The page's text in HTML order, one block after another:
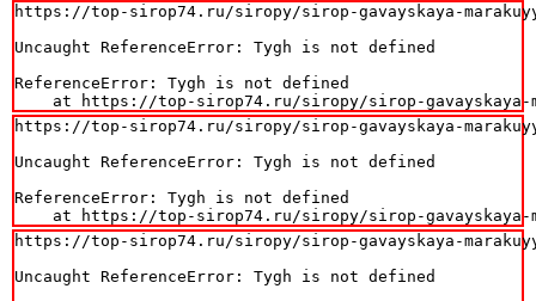
https://top-sirop74.ru/siropy/sirop-gavayskaya-
Uncaught ReferenceError: Tygh is not defined
ReferenceError: Tygh is not defined
at https://top-sirop74.ru/siropy/sirop-
https://top-sirop74.ru/siropy/sirop-gavayskaya-
Uncaught ReferenceError: Tygh is not defined
ReferenceError: Tygh is not defined
at https://top-sirop74.ru/siropy/sirop-
https://top-sirop74.ru/siropy/sirop-gavayskaya-
Uncaught ReferenceError: Tygh is not defined